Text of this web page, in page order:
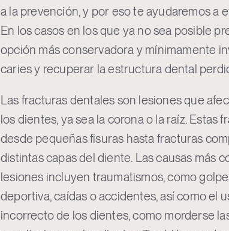
a la prevención, y por eso te ayudaremos a
En los casos en los que ya no sea posible
opción más conservadora y mínimamente
caries y recuperar la estructura dental
Las fracturas dentales son lesiones que
los dientes, ya sea la corona o la raíz. Estas
desde pequeñas fisuras hasta fracturas
distintas capas del diente. Las causas más
lesiones incluyen traumatismos, como
deportiva, caídas o accidentes, así como el
incorrecto de los dientes, como morderse